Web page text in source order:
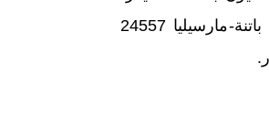
باتنة-ليون بـ 28338 دينار، بجاية-مارسليا بـ 24627، قسنطينة- نيس بـ 27309 دينار، باتنة-مارسيليا 24557